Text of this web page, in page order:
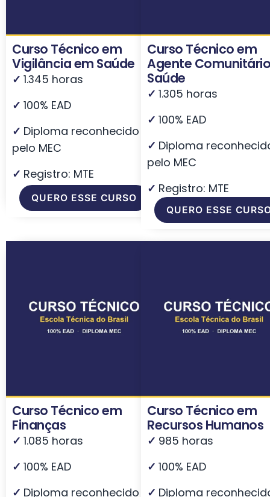
Curso Técnico em
Vigilância em Saúde
✓ 1.345 horas
✓ 100% EAD
✓ Diploma reconhecido
pelo MEC
✓ Registro: MTE
QUERO ESSE CURSO
Curso Técnico em
Agente
Saúde
✓ 1.305 horas
✓ 100% EAD
✓ Diploma
pelo MEC
✓ Registro: MTE
QUERO ESSE
Curso Técnico em
Finanças
✓ 1.085 horas
✓ 100% EAD
✓ Diploma reconhecido
Curso Técnico em
Recursos Humanos
✓ 985 horas
✓ 100% EAD
✓ Diploma